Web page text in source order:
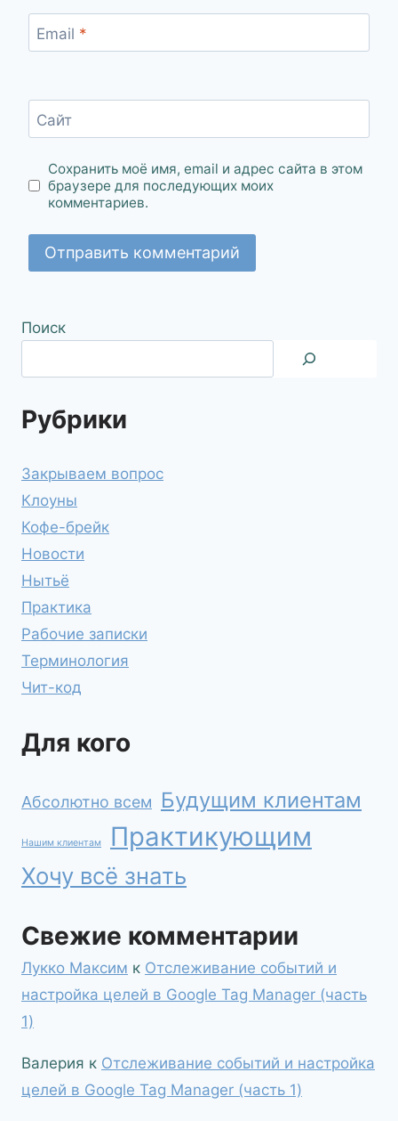
Email *
Сайт
Сохранить моё имя, email и адрес сайта в этом
браузере для последующих моих
комментариев.
Поиск
Рубрики
Закрываем вопрос
Клоуны
Кофе-брейк
Новости
Нытьё
Практика
Рабочие записки
Терминология
Чит-код
Для кого
Абсолютно всем Будущим клиентам
Нашим клиентам Практикующим
Хочу всё знать
Свежие комментарии
Лукко Максим к Отслеживание событий и
настройка целей в Google Tag Manager (часть
1)
Валерия к Отслеживание событий и настройка
целей в Google Tag Manager (часть 1)